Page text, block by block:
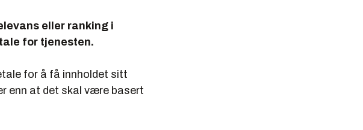
eller ranking i
for tjenesten.
for å få innholdet sitt
enn at det skal være basert